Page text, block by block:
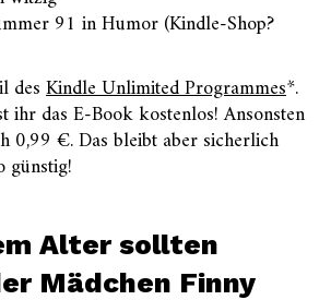
91 in Humor (Kindle-Shop?
desKindle Unlimited Programmes*.
ihr das E-Book kostenlos! Ansonsten
0,99 €. Das bleibt aber sicherlich
günstig!
Alter sollten
Mädchen Finny